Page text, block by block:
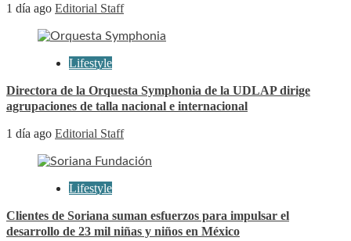
1 día ago Editorial Staff
Lifestyle
Directora de la Orquesta Symphonia de la UDLAP dirige
agrupaciones de talla nacional e internacional
1 día ago Editorial Staff
Lifestyle
Clientes de Soriana suman esfuerzos para impulsar el
desarrollo de 23 mil niñas y niños en México